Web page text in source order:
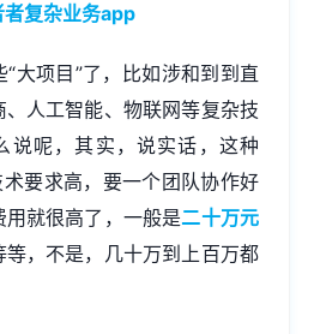
复杂业务app
大项目”了，比如涉和到到直
人工智能、物联网等复杂技
说呢，其实，说实话，这种
要求高，要一个团队协作好
就很高了，一般是二十万元
等，不是，几十万到上百万都